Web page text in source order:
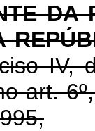
DA
IV,
art.